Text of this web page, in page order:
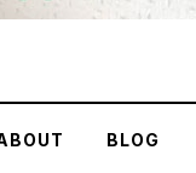
BLOG